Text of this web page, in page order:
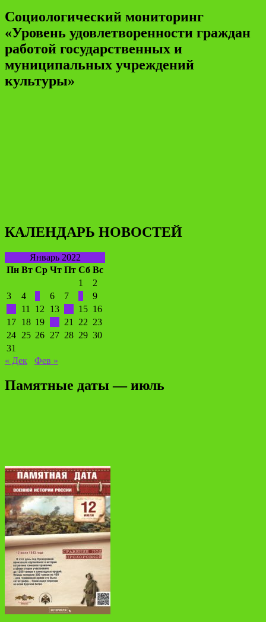
Социологический мониторинг
«Уровень удовлетворенности граждан
работой государственных и
муниципальных учреждений
культуры»
КАЛЕНДАРЬ НОВОСТЕЙ
Январь 2022
Пн Вт Ср Чт Пт Сб Вс
1
2
3
4 6 7
9
11 12 13 15 16
17 18 19 21 22 23
24 25 26 27 28 29 30
31
« Дек
Фев »
Памятные даты — июль